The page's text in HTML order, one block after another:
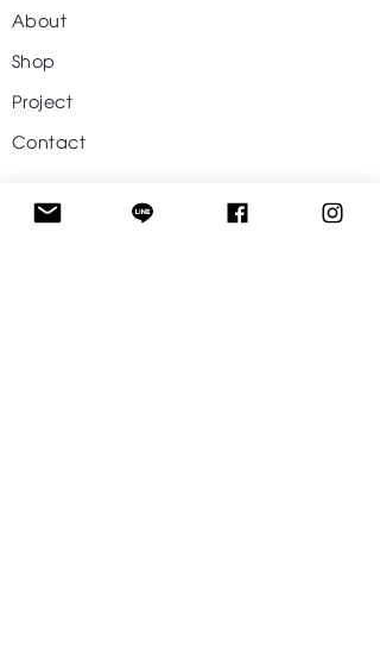
About
Shop
Project
Contact
Help